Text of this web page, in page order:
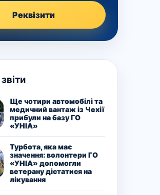
Реквізити
Ще чотири автомобілі та
медичний вантаж із Чехії
прибули на базу ГО
«УНІА»
Турбота, яка має
значення: волонтери ГО
«УНІА» допомогли
ветерану дістатися на
лікування